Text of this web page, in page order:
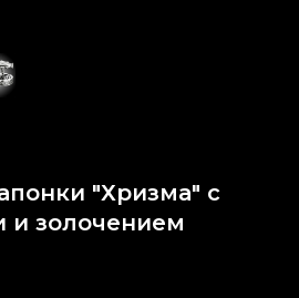
"Хризма" с
и золочением